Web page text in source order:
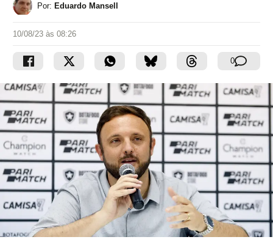
Por: Eduardo Mansell
10/08/23 às 08:26
0